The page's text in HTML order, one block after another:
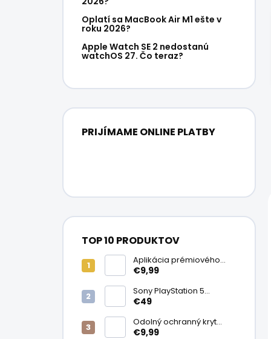
Oplatí sa MacBook Air M1 ešte v
roku 2026?
Apple Watch SE 2 nedostanú
watchOS 27. Čo teraz?
PRIJÍMAME ONLINE PLATBY
TOP 10 PRODUKTOV
Aplikácia prémiového
ochranného skla na
€9,99
Sony PlayStation 5
DualSense bezdrôtový
Vynikajúci – A
€49
Odolný ochranný kryt
transparentný
€9,99